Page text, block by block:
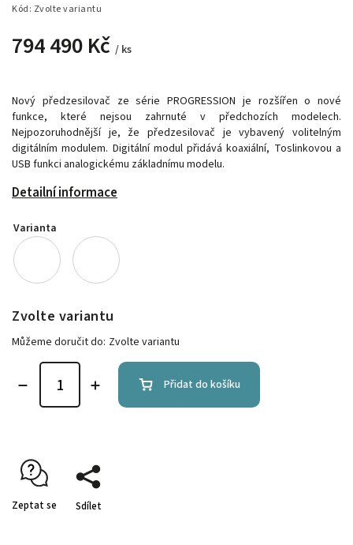
Kód: Zvolte variantu
794 490 Kč / ks
Nový předzesilovač ze série PROGRESSION je rozšířen o nové
funkce, které nejsou zahrnuté v předchozích modelech.
Nejpozoruhodnější je, že předzesilovač je vybavený volitelným
digitálním modulem. Digitální modul přidává koaxiální, Toslinkovou a
USB funkci analogickému základnímu modelu.
Detailní informace
Varianta
Zvolte variantu
Můžeme doručit do: Zvolte variantu
Přidat do košíku
Zeptat se Sdílet